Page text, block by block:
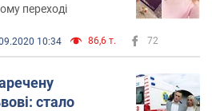
переході
10:34 86,6 т. 72
стало